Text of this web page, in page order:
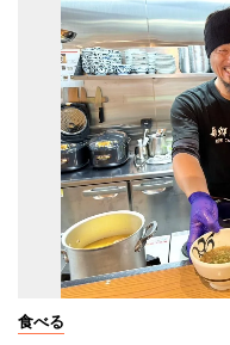
食べる